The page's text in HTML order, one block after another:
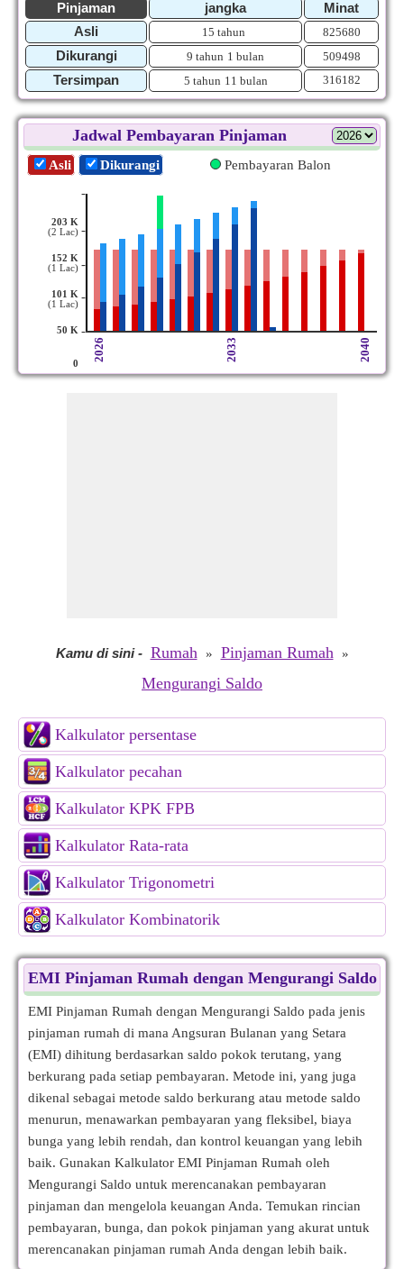
Pinjaman jangka
Minat
Asli
15 tahun 825680
Dikurangi 9 tahun 1 bulan 509498
Tersimpan 5 tahun 11 bulan 316182
Jadwal Pembayaran Pinjaman
Asli Dikurangi Pembayaran Balon
203 K
(2 Lac)
152 K
(1 Lac)
101 K
(1 Lac)
50 K
0
-
-
-
-
-
2026 2033 2040
Kamu di sini- Rumah » Pinjaman Rumah »
Mengurangi Saldo
Kalkulator persentase
Kalkulator pecahan
Kalkulator KPK FPB
Kalkulator Rata-rata
Kalkulator Trigonometri
Kalkulator Kombinatorik
EMI Pinjaman Rumah dengan Mengurangi Saldo
EMI Pinjaman Rumah dengan Mengurangi Saldo pada jenis
pinjaman rumah di mana Angsuran Bulanan yang Setara
(EMI) dihitung berdasarkan saldo pokok terutang, yang
berkurang pada setiap pembayaran. Metode ini, yang juga
dikenal sebagai metode saldo berkurang atau metode saldo
menurun, menawarkan pembayaran yang fleksibel, biaya
bunga yang lebih rendah, dan kontrol keuangan yang lebih
baik. Gunakan Kalkulator EMI Pinjaman Rumah oleh
Mengurangi Saldo untuk merencanakan pembayaran
pinjaman dan mengelola keuangan Anda. Temukan rincian
pembayaran, bunga, dan pokok pinjaman yang akurat untuk
merencanakan pinjaman rumah Anda dengan lebih baik.